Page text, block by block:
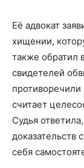
Её адвокат
хищении,
также обратил
свидетелей
считает
Судья
доказательств
себя